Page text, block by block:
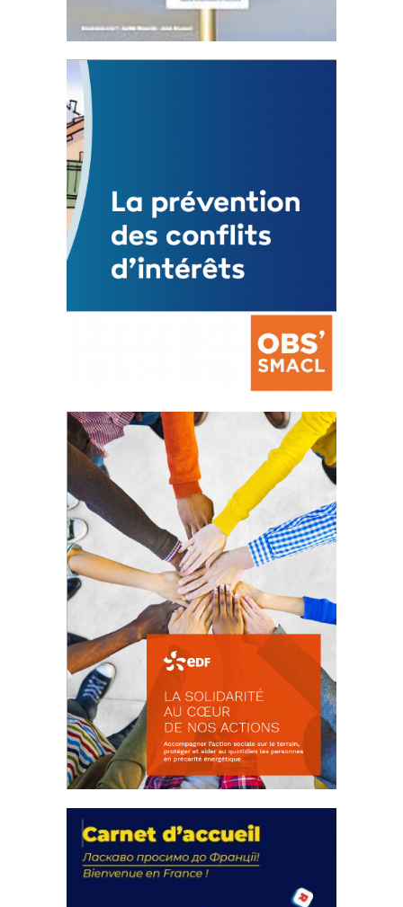
Statut de l’élu local
3 avril 2024
Mise à jour avril 2024
FEUILLETER
La prévention des conflits
d’intérêts
18 septembre 2023
FEUILLETER
actions
18 septembre 2023
FEUILLETER